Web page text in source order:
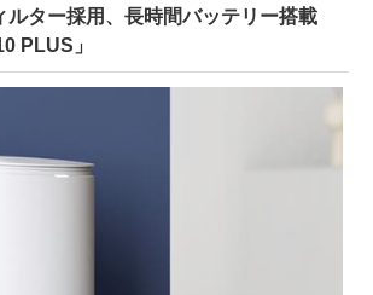
ルター採用、長時間バッテリー搭載
PLUS」